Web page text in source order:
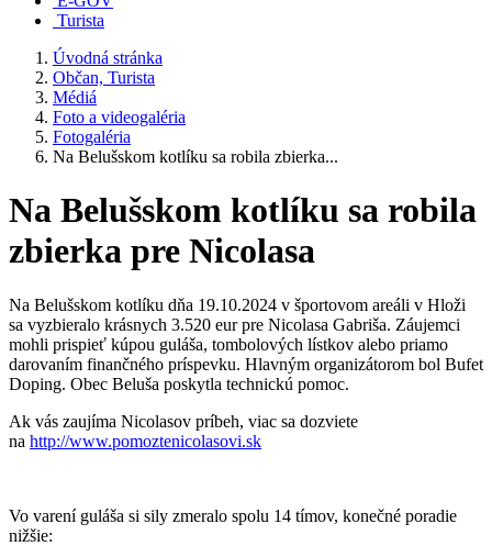
Turista
Úvodná stránka
Občan, Turista
Médiá
Foto a videogaléria
Fotogaléria
Na Belušskom kotlíku sa robila zbierka...
Na Belušskom kotlíku sa robila
zbierka pre Nicolasa
Na Belušskom kotlíku dňa 19.10.2024 v športovom areáli v Hloži
sa vyzbieralo krásnych 3.520 eur pre Nicolasa Gabriša. Záujemci
mohli prispieť kúpou guláša, tombolových lístkov alebo priamo
darovaním finančného príspevku. Hlavným organizátorom bol Bufet
Doping. Obec Beluša poskytla technickú pomoc.
Ak vás zaujíma Nicolasov príbeh, viac sa dozviete
na http://www.pomoztenicolasovi.sk
Vo varení guláša si sily zmeralo spolu 14 tímov, konečné poradie
nižšie: